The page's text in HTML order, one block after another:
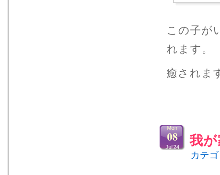
この子が
れます。
癒されま
我
Mon
08
Jul’24
カテ